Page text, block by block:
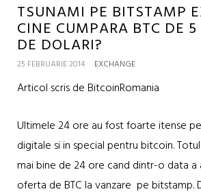
TSUNAMI PE BITSTAMP
CINE CUMPARA BTC DE
DE DOLARI?
25 FEBRUARIE 2014 EXCHANGE
Articol scris de BitcoinRomania
Ultimele 24 ore au fost foarte itense
digitale si in special pentru bitcoin.
mai bine de 24 ore cand dintr-o data a
oferta de BTC la vanzare pe bitstamp.